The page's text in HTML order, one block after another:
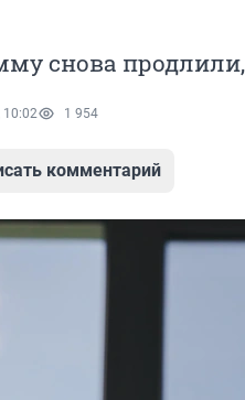
снова
10:02 1 954
комментарий